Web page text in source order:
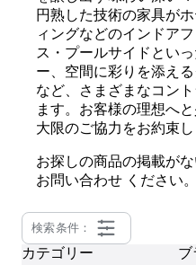
円熟した技術の家具が
ィングなどのインドア
ス・プールサイドとい
ー、空間に彩りを添え
など、さまざまなコン
ます。お客様の理想へ
大限のご協力をお約束し
お探しの商品の掲載が
お問い合わせ ください。
検索条件：
カテゴリー ブ